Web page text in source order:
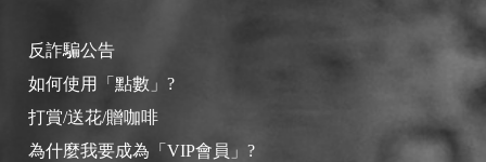
反詐騙公告
如何使用「點數」?
打賞/送花/贈咖啡
為什麼我要成為「VIP會員」?